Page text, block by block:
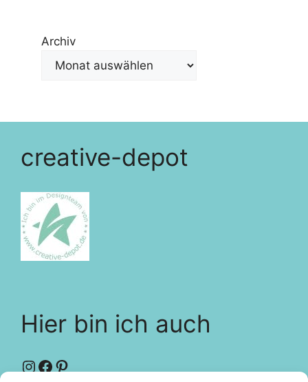
Archiv
creative-depot
Hier bin ich auch
Instagram
Facebook
Pinterest